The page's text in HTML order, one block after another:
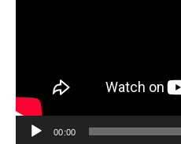
Reproductor
00:00